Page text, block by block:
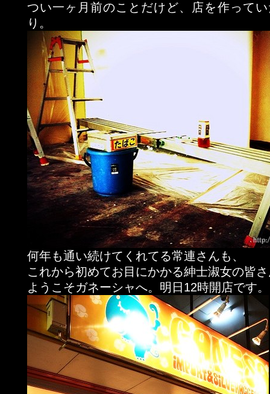
つい一ヶ月前のことだけど、店を作って
り。
何年も通い続けてくれてる常連さんも、
これから初めてお目にかかる紳士淑女の皆
ようこそガネーシャへ。明日12時開店です。